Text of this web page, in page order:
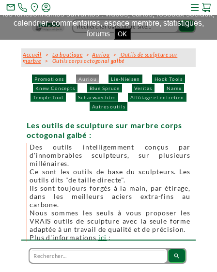
search
Promotions Auriou Lie-Nielsen
Hock Tools
Knew Concepts
Blue Spruce Veritas
Narex
Temple Tool
Scharwaechter
Affûtage et entretien
Autres outils
Accueil >La boutique >Auriou >
Outils de sculpture sur
marbre > Outils corps octogonal galbé
Les outils de sculpture sur marbre corps
octogonal galbé :
Des outils intelligemment conçus par
d'innombrables sculpteurs, sur plusieurs
millénaires.
Ce sont les outils de base du sculpteurs. Les
outils dits "de taille directe".
Ils sont toujours forgés à la main, par étirage,
dans les meilleurs aciers extra-fins au
carbone.
Nous sommes les seuls à vous proposer les
VRAIS outils de sculpture avec la seule forme
adaptée à un travail de qualité et de précision.
Plus d'informations ici :
search
mail_outline
Ce site et des sites tiers qu'il utilise collectent des cookies pour
les fonctionnalités suivantes : vidéos, cartes, réseaux sociaux,
calendrier, commentaires, espace membre, statistiques,
forums. OK